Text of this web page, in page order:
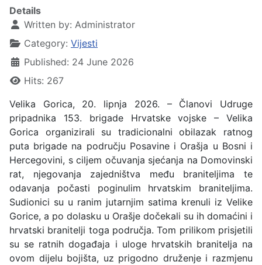
Details
Written by: Administrator
Category: Vijesti
Published: 24 June 2026
Hits: 267
Velika Gorica, 20. lipnja 2026. – Članovi Udruge
pripadnika 153. brigade Hrvatske vojske – Velika
Gorica organizirali su tradicionalni obilazak ratnog
puta brigade na području Posavine i Orašja u Bosni i
Hercegovini, s ciljem očuvanja sjećanja na Domovinski
rat, njegovanja zajedništva među braniteljima te
odavanja počasti poginulim hrvatskim braniteljima.
Sudionici su u ranim jutarnjim satima krenuli iz Velike
Gorice, a po dolasku u Orašje dočekali su ih domaćini i
hrvatski branitelji toga područja. Tom prilikom prisjetili
su se ratnih događaja i uloge hrvatskih branitelja na
ovom dijelu bojišta, uz prigodno druženje i razmjenu